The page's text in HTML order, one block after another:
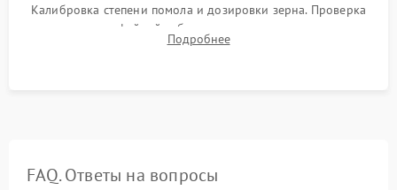
Калибровка степени помола и дозировки зерна. Проверка
плотности кофейной таблетки, температуры напитка и
качества молочной пены. Контроль отсутствия посторонних
Подробнее
FAQ. Ответы на вопросы